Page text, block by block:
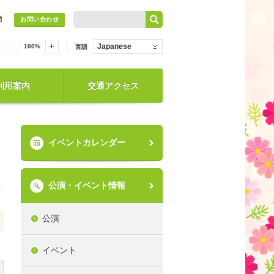
お問い合わせ
100% 言語 Japanese
用案内 交通アクセス
イベントカレンダー
公演・イベント情報
公演
イベント